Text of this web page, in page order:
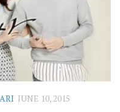
JUNE 10, 2015